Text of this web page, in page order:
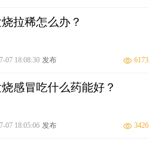
拉稀怎么办？
07 18:08:30 发布 6173
感冒吃什么药能好？
07 18:05:06 发布 3426